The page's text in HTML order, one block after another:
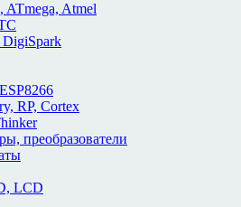
ATmega, Atmel
RP, Cortex
преобразователи
LCD